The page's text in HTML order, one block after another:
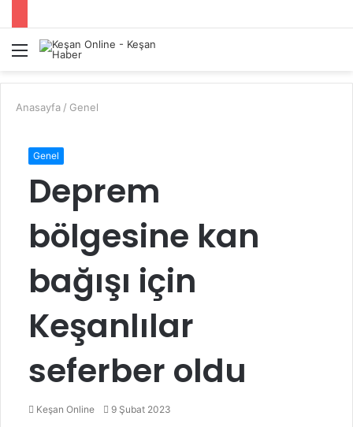
Menü
Anasayfa / Genel
Genel
Deprem
bölgesine kan
bağışı için
Keşanlılar
seferber oldu
Keşan Online
Bir 9 Şubat 2023